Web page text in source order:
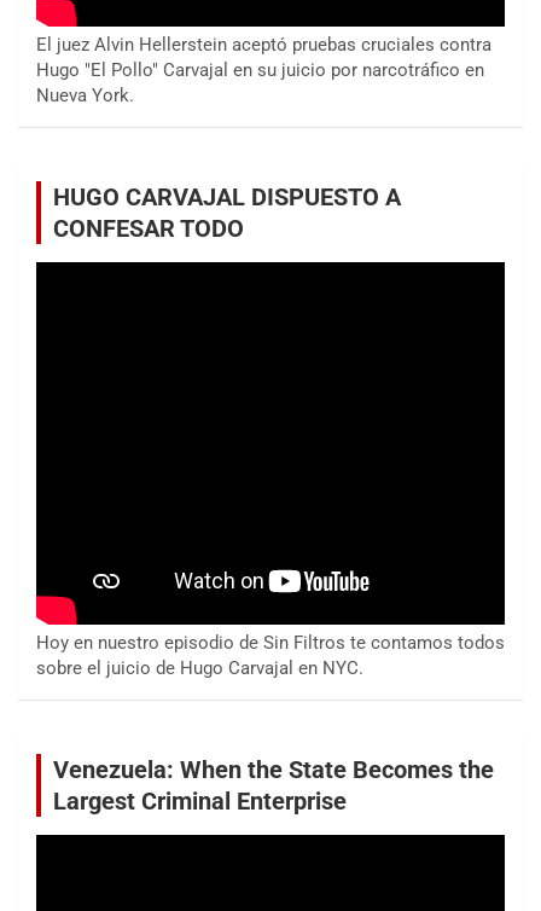
El juez Alvin Hellerstein aceptó pruebas cruciales contra
Hugo "El Pollo" Carvajal en su juicio por narcotráfico en
Nueva York.
HUGO CARVAJAL DISPUESTO A
CONFESAR TODO
Hoy en nuestro episodio de Sin Filtros te contamos todos
sobre el juicio de Hugo Carvajal en NYC.
Venezuela: When the State Becomes the
Largest Criminal Enterprise